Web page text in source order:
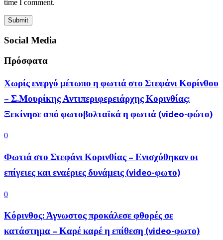
time I comment.
Social Media
Πρόσφατα
Χωρίς ενεργό μέτωπο η φωτιά στο Στεφάνι Κορίνθου
– Σ.Μουρίκης Αντιπεριφερειάρχης Κορινθίας:
Ξεκίνησε από φωτοβολταϊκά η φωτιά (video-φώτο)
0
Φωτιά στο Στεφάνι Κορινθίας – Ενισχύθηκαν οι
επίγειες και εναέριες δυνάμεις (video-φωτο)
0
Κόρινθος: Άγνωστος προκάλεσε φθορές σε
κατάστημα – Καρέ καρέ η επίθεση (video-φωτο)